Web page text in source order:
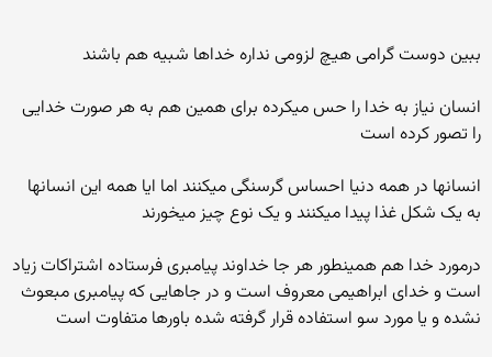
ببین دوست گرامی هیچ لزومی نداره خداها شبیه هم باشند
انسان نیاز به خدا را حس میکرده برای همین هم به هر صورت خدایی
را تصور کرده است
انسانها در همه دنیا احساس گرسنگی میکنند اما ایا همه این انسانها
به یک شکل غذا پیدا میکنند و یک نوع چیز میخورند
درمورد خدا هم همینطور هر جا خداوند پیامبری فرستاده اشتراکات زیاد
است و خدای ابراهیمی معروف است و در جاهایی که پیامبری مبعوث
نشده و یا مورد سو استفاده قرار گرفته شده باورها متفاوت است